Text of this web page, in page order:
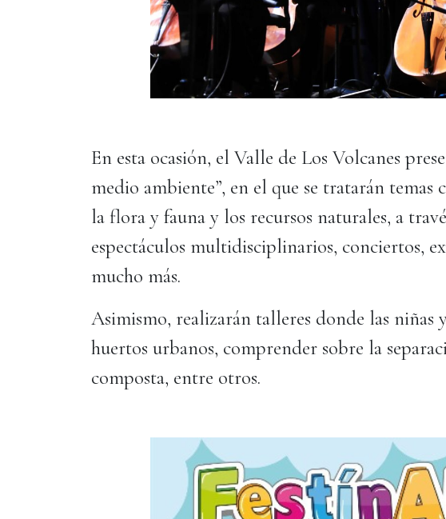
En esta ocasión, el Valle de Los Volcanes
medio ambiente”, en el que se tratarán temas
la flora y fauna y los recursos naturales, a
espectáculos multidisciplinarios, conciertos,
mucho más.
Asimismo, realizarán talleres donde las niñas
huertos urbanos, comprender sobre la
composta, entre otros.